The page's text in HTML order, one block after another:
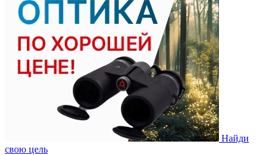
Найди
свою цель